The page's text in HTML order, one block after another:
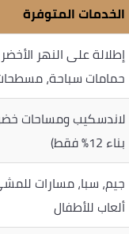
الخدمات المتوفرة
إطلالة على النهر
حمامات سباحة،
لاندسكيب ومساحات
بناء 12% فقط)
جيم، سبا، مسارات
ألعاب للأطفال